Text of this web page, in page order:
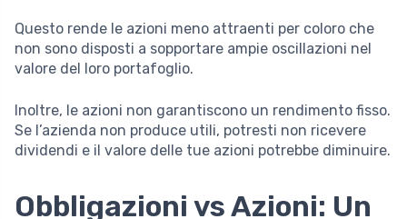
Questo rende le azioni meno attraenti per coloro che
non sono disposti a sopportare ampie oscillazioni nel
valore del loro portafoglio.
Inoltre, le azioni non garantiscono un rendimento fisso.
Se l’azienda non produce utili, potresti non ricevere
dividendi e il valore delle tue azioni potrebbe diminuire.
Obbligazioni vs Azioni: Un